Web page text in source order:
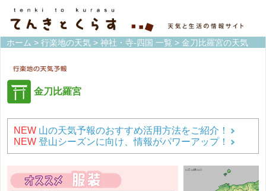
ホーム > 行楽地の天気 > 神社・寺-四国 一覧 > 金刀比羅宮の天気
金刀比羅宮
NEW 山の天気予報のおすすめ活用方法をご紹介！
NEW 登山シーズンに向け、情報がパワーアップ！